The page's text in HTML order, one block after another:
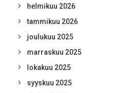
helmikuu 2026
tammikuu 2026
joulukuu 2025
marraskuu 2025
lokakuu 2025
syyskuu 2025